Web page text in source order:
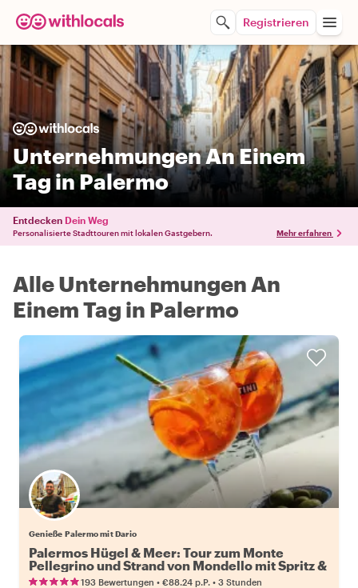
Registrieren
Unternehmungen An Einem
Tag in Palermo
Entdecken Dein Weg
Personalisierte Stadttouren mit lokalen Gastgebern. Mehr erfahren
Alle Unternehmungen An
Einem Tag in Palermo
Genieße Palermo mit Dario
Palermos Hügel & Meer: Tour zum Monte
Pellegrino und Strand von Mondello mit Spritz &
Essen
193 Bewertungen • €88.24 p.P. • 3 Stunden